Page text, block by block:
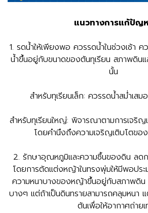
แนวทางการแก้ปัญ
1. รดน้ำให้เพียงพอ ควรรดน้ำในช่วงเช้า ค
น้ำขึ้นอยู่กับขนาดของต้นทุเรียน สภาพดินแ
นั้น
สำหรับทุเรียนเล็ก: ควรรดน้ำสม่ำเส
สำหรับทุเรียนใหญ่: พิจารณาตามการเจริ
โดยคำนึงถึงความเจริญเติบโตขอ
2. รักษาอุณหภูมิและความชื้นของดิน ลดก
โดยการตัดแต่งหญ้าในทรงพุ่มให้มีพอปร
ความหนาบางของหญ้าขึ้นอยู่กับสภาพดิน
บางๆ แต่ถ้าเป็นดินทรายสามารถคลุมหนา แ
ต้นเพื่อให้อากาศถ่ายเ